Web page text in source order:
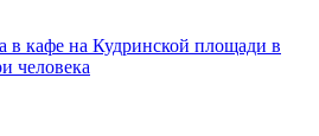
в кафе на Кудринской площади в
человека